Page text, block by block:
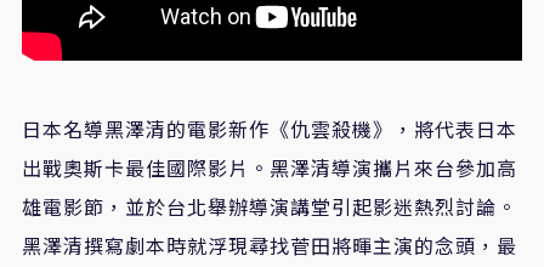
日本名導黑澤清的電影新作《仇雲殺機》，將代表日本
出戰奧斯卡最佳國際影片。黑澤清導演攜片來台參加高
雄電影節，並於台北舉辦導演講堂引起影迷熱烈討論。
黑澤清撰寫劇本時就浮現尋找菅田將暉主演的念頭，最